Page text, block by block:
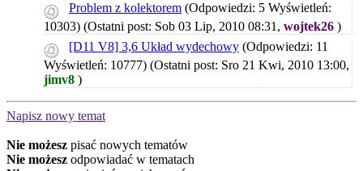
Problem z kolektorem (Odpowiedzi: 5 Wyświetleń:
10303) (Ostatni post: Sob 03 Lip, 2010 08:31, wojtek26 )
[D11 V8] 3,6 Układ wydechowy (Odpowiedzi: 11
Wyświetleń: 10777) (Ostatni post: Sro 21 Kwi, 2010 13:00,
jimv8 )
Napisz nowy temat
Nie możesz pisać nowych tematów
Nie możesz odpowiadać w tematach